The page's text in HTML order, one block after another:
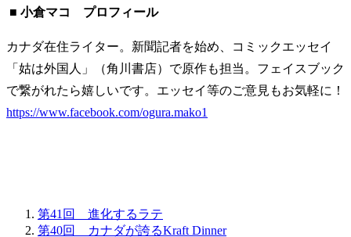
■ 小倉マコ プロフィール
カナダ在住ライター。新聞記者を始め、コミックエッセイ
「姑は外国人」（角川書店）で原作も担当。フェイスブック
で繋がれたら嬉しいです。エッセイ等のご意見もお気軽に！
https://www.facebook.com/ogura.mako1
第41回 進化するラテ
第40回 カナダが誇るKraft Dinner